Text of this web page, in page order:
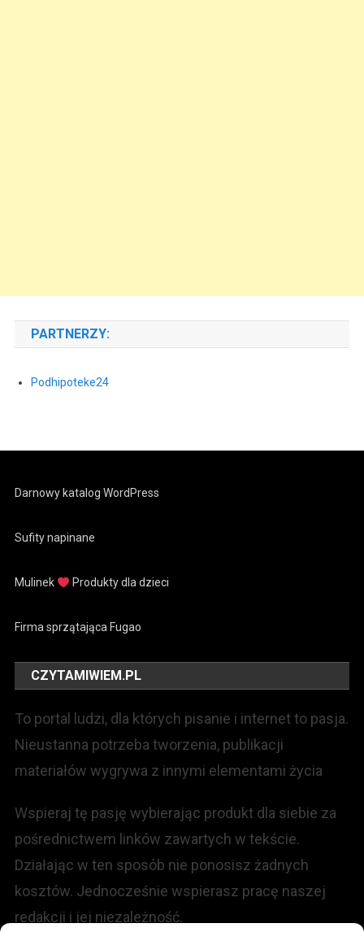
PARTNERZY:
Podhipoteke24
Darnowy katalog WordPress
Sufity napinane
Mulinek Produkty dla dzieci
Firma sprzątająca Fugao
CZYTAMIWIEM.PL
To portal ludzi, dla których pisanie i internet to pasja.
Nieustanna potrzeba tworzenia, publikacji
materiałów wygrywa z innymi elementami życia
Wspieraj tę pasję wybierając produkt dla siebie za
pośrednictwem linków zawartych w tekście.
Działając w ten sposób nie ponosisz żadnych
kosztów. Jednocześnie wspierasz pracę naszej
redakcji i jej niezależność.